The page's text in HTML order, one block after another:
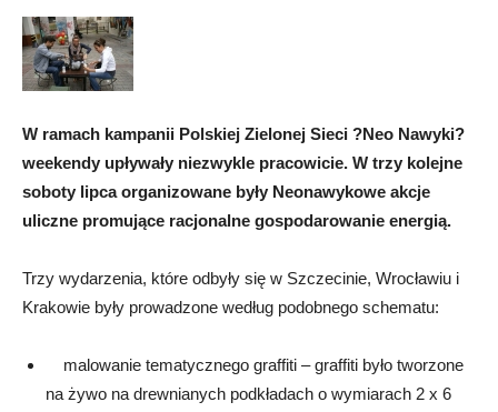
W ramach kampanii Polskiej Zielonej Sieci ?Neo Nawyki?
weekendy upływały niezwykle pracowicie. W trzy kolejne
soboty lipca organizowane były Neonawykowe akcje
uliczne promujące racjonalne gospodarowanie energią.
Trzy wydarzenia, które odbyły się w Szczecinie, Wrocławiu i
Krakowie były prowadzone według podobnego schematu:
malowanie tematycznego graffiti – graffiti było tworzone
na żywo na drewnianych podkładach o wymiarach 2 x 6